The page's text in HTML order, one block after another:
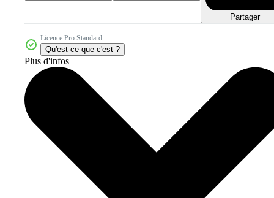
Partager
Licence Pro Standard
Qu'est-ce que c'est ?
Plus d'infos